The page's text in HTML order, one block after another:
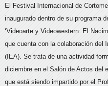
El Festival Internacional de
inaugurado dentro de su programa
‘Videoarte y Videowestern: El
que cuenta con la colaboración del
(IEA). Se trata de una actividad
diciembre en el Salón de Actos del
que está siendo impartido por el